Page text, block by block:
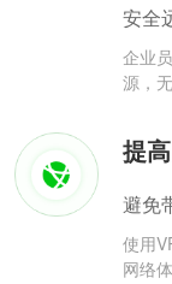
安全
企业
源，
提
避免
使用
网络体